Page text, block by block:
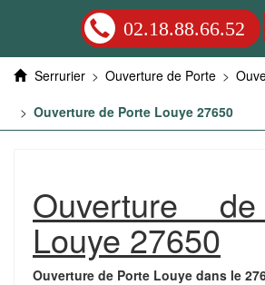
02.18.88.66.52
Serrurier > Ouverture de Porte >
> Ouverture de Porte Louye 27650
Ouverture
Louye 27650
Ouverture de Porte Louye dans le